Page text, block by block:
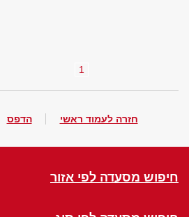
1
חזרה לעמוד ראשי הדפס
חיפוש מסעדה לפי אזור